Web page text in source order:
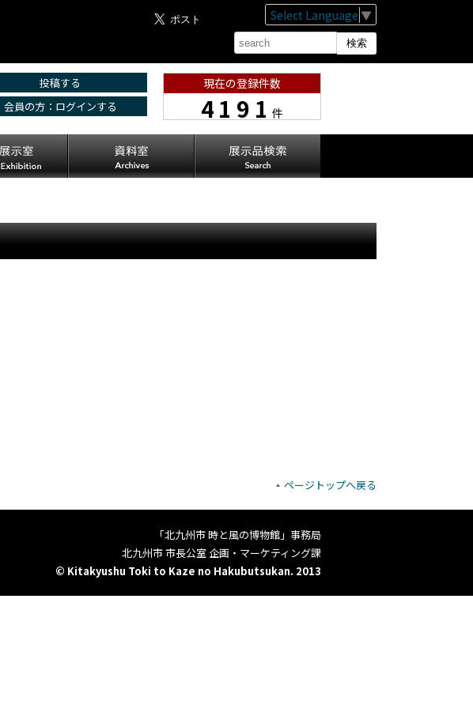
Select Language ▼
投稿する
会員の方：ログインする
現在の登録件数
4191件
ページトップへ戻る
「北九州市 時と風の博物館」事務局
北九州市 市長公室 企画・マーケティング課
© Kitakyushu Toki to Kaze no Hakubutsukan. 2013